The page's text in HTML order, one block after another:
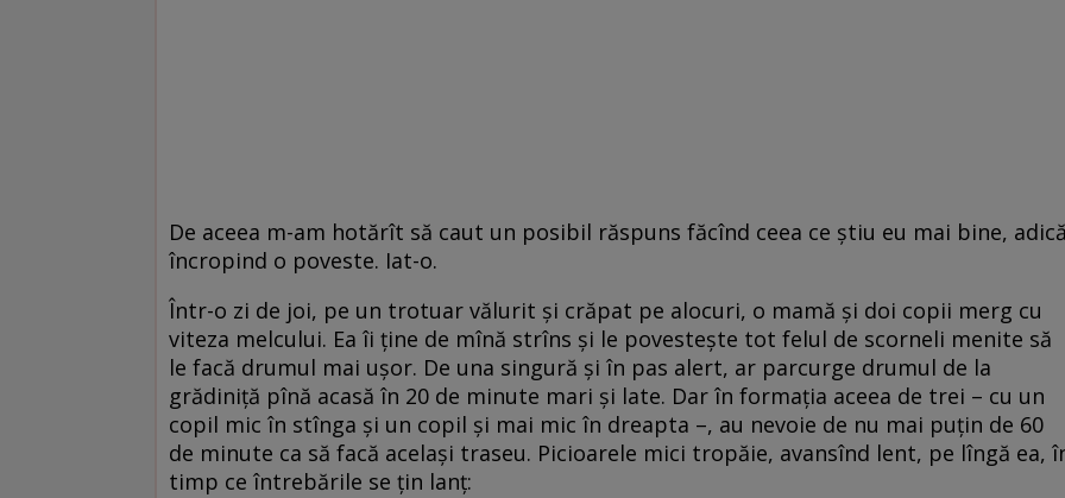
De aceea m-am hotărît să caut un posibil răspuns făcînd ceea ce știu eu mai bine,
încropind o poveste. Iat-o.
Într-o zi de joi, pe un trotuar vălurit și crăpat pe alocuri, o mamă și doi copii merg cu
viteza melcului. Ea îi ține de mînă strîns și le povestește tot felul de scorneli menite să
le facă drumul mai ușor. De una singură și în pas alert, ar parcurge drumul de la
grădiniță pînă acasă în 20 de minute mari și late. Dar în formația aceea de trei – cu un
copil mic în stînga și un copil și mai mic în dreapta –, au nevoie de nu mai puțin de 60
de minute ca să facă același traseu. Picioarele mici tropăie, avansînd lent, pe lîngă ea,
timp ce întrebările se țin lanț: